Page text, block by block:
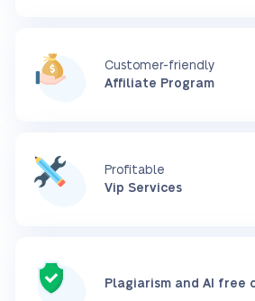
Customer-friendly
Affiliate Program
Profitable
Vip Services
Plagiarism and AI free